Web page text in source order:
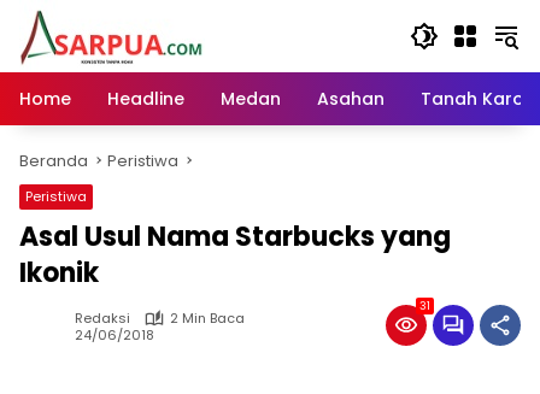
Langsung
konten
Home
Headline Medan Asahan Tanah Karo
Beranda Peristiwa
Peristiwa
Asal Usul Nama Starbucks yang
Ikonik
Redaksi
2 Min Baca
24/06/2018
31